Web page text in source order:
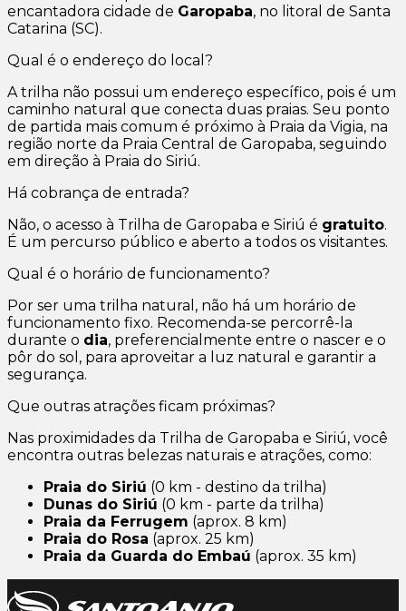
encantadora cidade de Garopaba, no litoral de Santa
Catarina (SC).
Qual é o endereço do local?
A trilha não possui um endereço específico, pois é um
caminho natural que conecta duas praias. Seu ponto
de partida mais comum é próximo à Praia da Vigia, na
região norte da Praia Central de Garopaba, seguindo
em direção à Praia do Siriú.
Há cobrança de entrada?
Não, o acesso à Trilha de Garopaba e Siriú é gratuito.
É um percurso público e aberto a todos os visitantes.
Qual é o horário de funcionamento?
Por ser uma trilha natural, não há um horário de
funcionamento fixo. Recomenda-se percorrê-la
durante o dia, preferencialmente entre o nascer e o
pôr do sol, para aproveitar a luz natural e garantir a
segurança.
Que outras atrações ficam próximas?
Nas proximidades da Trilha de Garopaba e Siriú, você
encontra outras belezas naturais e atrações, como:
Praia do Siriú (0 km - destino da trilha)
Dunas do Siriú (0 km - parte da trilha)
Praia da Ferrugem (aprox. 8 km)
Praia do Rosa (aprox. 25 km)
Praia da Guarda do Embaú (aprox. 35 km)